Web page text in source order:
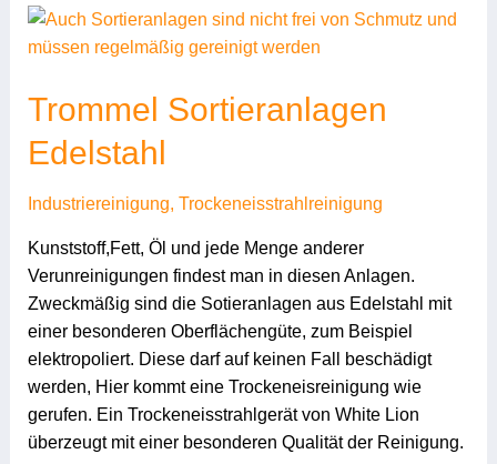
Trommel Sortieranlagen
Edelstahl
Industriereinigung, Trockeneisstrahlreinigung
Kunststoff,Fett, Öl und jede Menge anderer
Verunreinigungen findest man in diesen Anlagen.
Zweckmäßig sind die Sotieranlagen aus Edelstahl mit
einer besonderen Oberflächengüte, zum Beispiel
elektropoliert. Diese darf auf keinen Fall beschädigt
werden, Hier kommt eine Trockeneisreinigung wie
gerufen. Ein Trockeneisstrahlgerät von White Lion
überzeugt mit einer besonderen Qualität der Reinigung.